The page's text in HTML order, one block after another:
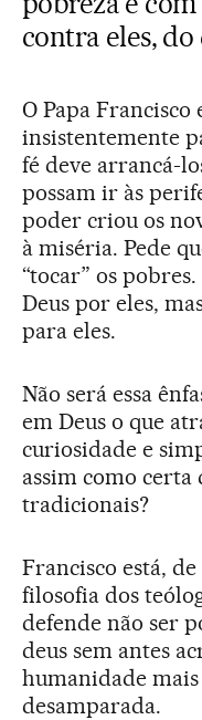
contra eles, do
O Papa
insistentemente
fé deve arrancá-
possam ir às
poder criou os
à miséria. Pede
“tocar” os
Deus por eles,
para eles.
Não será essa
em Deus o que
curiosidade e
assim como certa
tradicionais?
Francisco está,
filosofia dos
defende não ser
deus sem antes
humanidade
desamparada.